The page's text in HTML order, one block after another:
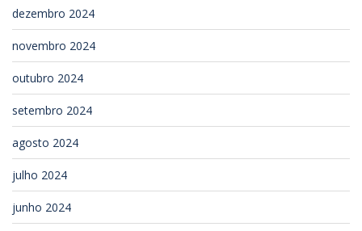
dezembro 2024
novembro 2024
outubro 2024
setembro 2024
agosto 2024
julho 2024
junho 2024